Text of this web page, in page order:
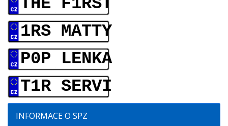
1RS MATTY
P0P LENKA
T1R SERVI
INFORMACE O SPZ